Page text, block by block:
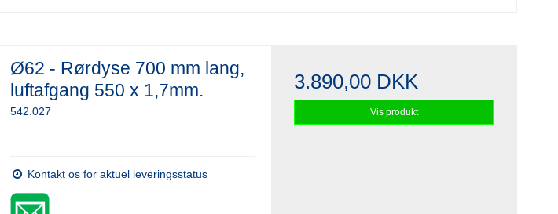
Ø62 - Rørdyse 700 mm lang,
luftafgang 550 x 1,7mm.
542.027
Kontakt os for aktuel leveringsstatus
3.890,00 DKK
Vis produkt